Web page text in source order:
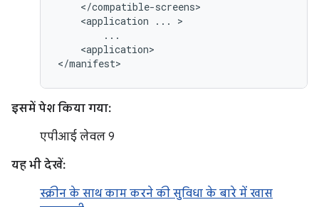
<application
...
<application>
</manifest>
इसमें पेश किया गया:
एपीआई लेवल 9
यह भी देखें:
स्क्रीन के साथ काम करने की सुविधा के बारे में खास